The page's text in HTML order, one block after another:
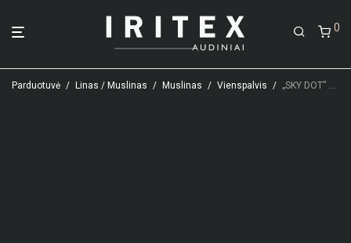
0
Parduotuvė / Linas / Muslinas / Muslinas / Vienspalvis / „SKY DOT” MUSLINAS SU TAŠKUČIAIS